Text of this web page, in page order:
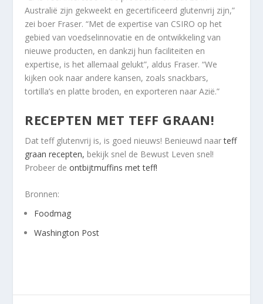
Australië zijn gekweekt en gecertificeerd glutenvrij zijn,”
zei boer Fraser. “Met de expertise van CSIRO op het
gebied van voedselinnovatie en de ontwikkeling van
nieuwe producten, en dankzij hun faciliteiten en
expertise, is het allemaal gelukt”, aldus Fraser. “We
kijken ook naar andere kansen, zoals snackbars,
tortilla’s en platte broden, en exporteren naar Azië.”
RECEPTEN MET TEFF GRAAN!
Dat teff glutenvrij is, is goed nieuws! Benieuwd naarteff
graan recepten, bekijk snel de Bewust Leven snel!
Probeer deontbijtmuffins met teff!
Bronnen:
Foodmag
Washington Post